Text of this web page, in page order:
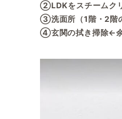
②LDKをスチームク
③洗面所（1階・2階
④玄関の拭き掃除←余